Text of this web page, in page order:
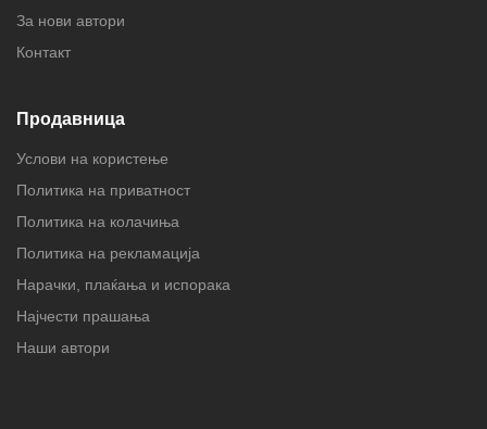
За нови автори
Контакт
Продавница
Услови на користење
Политика на приватност
Политика на колачиња
Политика на рекламација
Нарачки, плаќања и испорака
Најчести прашања
Наши автори